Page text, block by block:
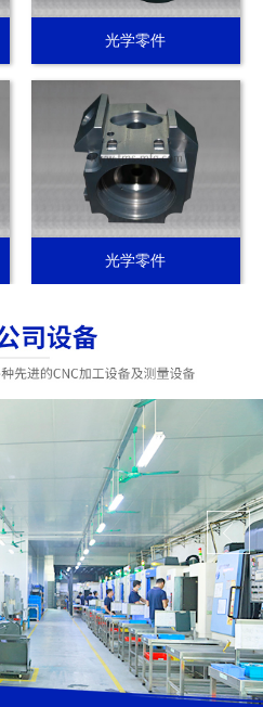
光学零件
光学零件